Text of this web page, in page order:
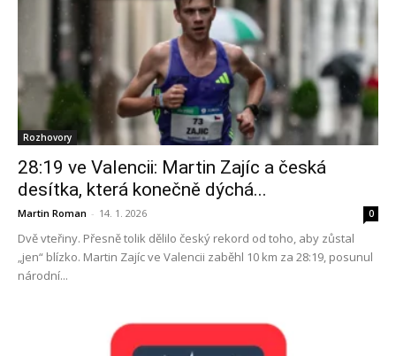
Rozhovory
28:19 ve Valencii: Martin Zajíc a česká
desítka, která konečně dýchá...
Martin Roman - 14. 1. 2026 0
Dvě vteřiny. Přesně tolik dělilo český rekord od toho, aby zůstal
„jen“ blízko. Martin Zajíc ve Valencii zaběhl 10 km za 28:19, posunul
národní...